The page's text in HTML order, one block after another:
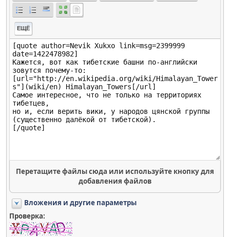
ЕЩЁ
Перетащите файлы сюда или используйте кнопку для
добавления файлов
Вложения и другие параметры
Проверка: